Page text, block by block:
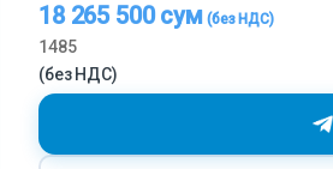
18 265 500сум
1485
(без НДС)